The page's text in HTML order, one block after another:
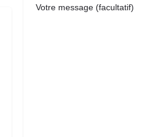
Votre message (facultatif)